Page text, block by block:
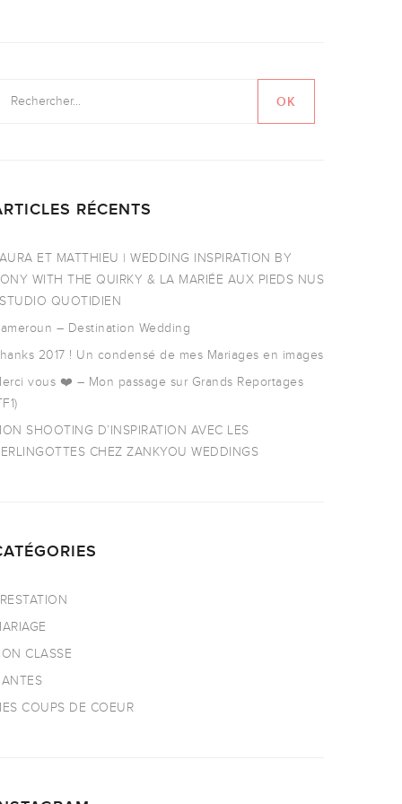
RÉCENTS
ET MATTHIEU | WEDDING INSPIRATION BY
WITH THE QUIRKY & LA MARIÉE AUX PIEDS NUS
QUOTIDIEN
– Destination Wedding
2017 ! Un condensé de mes Mariages en images
vous ❤️ – Mon passage sur Grands Reportages
SHOOTING D’INSPIRATION AVEC LES
CHEZ ZANKYOU WEDDINGS
CLASSE
COUPS DE COEUR